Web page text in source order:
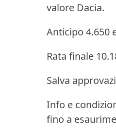
valore Dacia.
Anticipo 4.650
Rata finale
Salva
Info e
fino a